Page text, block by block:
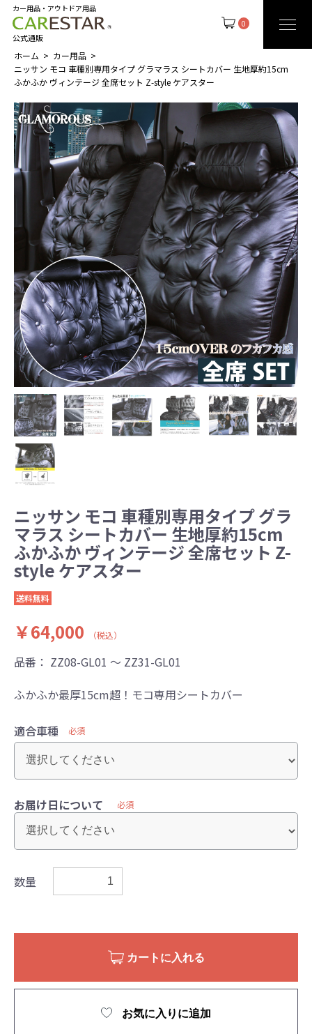
0
カー用品・アウトドア用品
公式通販
ホーム
カー用品
ニッサン モコ 車種別専用タイプ グラマラス シートカバー 生地厚約15cm
ふかふか ヴィンテージ 全席セット Z-style ケアスター
ニッサン モコ 車種別専用タイプ グラ
マラス シートカバー 生地厚約15cm
ふかふか ヴィンテージ 全席セット Z-
style ケアスター
送料無料
￥64,000 （税込）
品番： ZZ08-GL01 ～ ZZ31-GL01
ふかふか最厚15cm超！モコ専用シートカバー
適合車種 必須
お届け日について 必須
数量
カートに入れる
お気に入りに追加